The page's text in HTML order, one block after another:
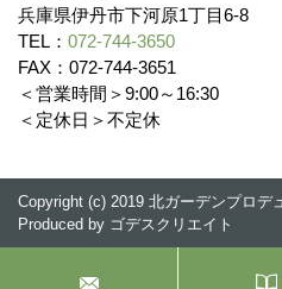
兵庫県伊丹市下河原1丁目6-8
TEL： 072-744-3650
FAX：072-744-3651
＜営業時間＞9:00～16:30
＜定休日＞不定休
Copyright (c) 2019 北ガーデンプロデ
Produced by ゴデスクリエイト